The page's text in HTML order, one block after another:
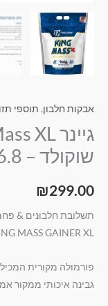
אבקות חלבון, תוספי
שוקולד – 6.8 ק"ג
₪299.00
תשלובת חלבונים &
MASS GAINER XL
פורמולה מקורית
גבינה איכותי ממקור